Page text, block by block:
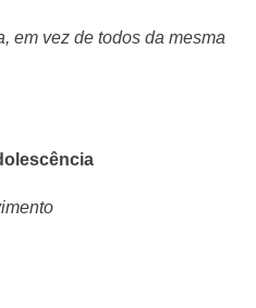
em vez de todos da mesma